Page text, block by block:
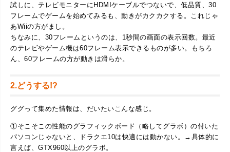
試しに、テレビモニターにHDMIケーブルでつないで、低品質、30
フレームでゲームを始めてみるも、動きがカクカクする。これじゃ
あWiiの方がまし。
ちなみに、30フレームというのは、1秒間の画面の表示回数。最近
のテレビやゲーム機は60フレーム表示できるものが多い。もちろ
ん、60フレームの方が動きは滑らか。
2.どうする!?
ググって集めた情報は、だいたいこんな感じ。
①そこそこの性能のグラフィックボード（略してグラボ）の付いた
パソコンじゃないと、ドラクエ10は快適には動かない。→具体的に
言えば、GTX960以上のグラボ。